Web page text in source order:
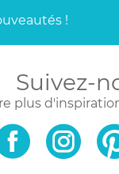
!
Suivez-
plus